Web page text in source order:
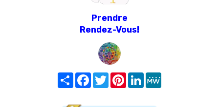
Prendre
Rendez-Vous!
Share FacebookTwitterPinterest
LinkedIn